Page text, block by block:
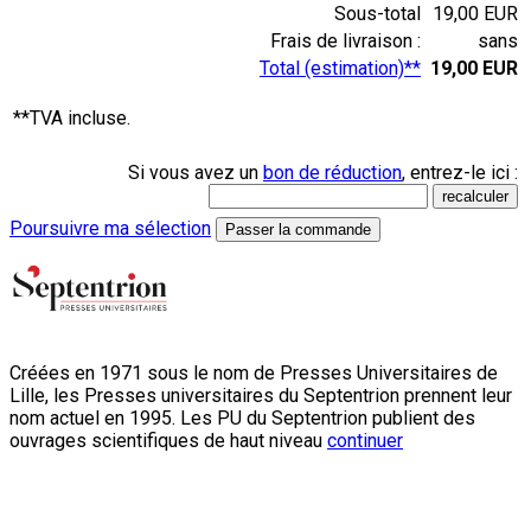
Sous-total 19,00 EUR
Frais de livraison :
sans
Total (estimation)** 19,00 EUR
**TVA incluse.
Si vous avez un bon de réduction, entrez-le ici :
Poursuivre ma sélection Passer la commande
Créées en 1971 sous le nom de Presses Universitaires de
Lille, les Presses universitaires du Septentrion prennent leur
nom actuel en 1995. Les PU du Septentrion publient des
ouvrages scientifiques de haut niveau continuer